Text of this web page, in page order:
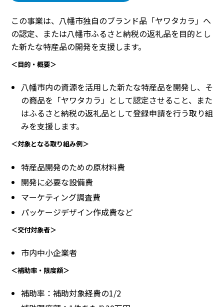
この事業は、八幡市独自のブランド品「ヤワタカラ」へ
の認定、または八幡市ふるさと納税の返礼品を目的とし
た新たな特産品の開発を支援します。
＜目的・概要＞
八幡市内の資源を活用した新たな特産品を開発し、そ
の商品を「ヤワタカラ」として認定させること、また
はふるさと納税の返礼品として登録申請を行う取り組
みを支援します。
＜対象となる取り組み例＞
特産品開発のための原材料費
開発に必要な設備費
マーケティング調査費
パッケージデザイン作成費など
＜交付対象者＞
市内中小企業者
＜補助率・限度額＞
補助率：補助対象経費の1/2